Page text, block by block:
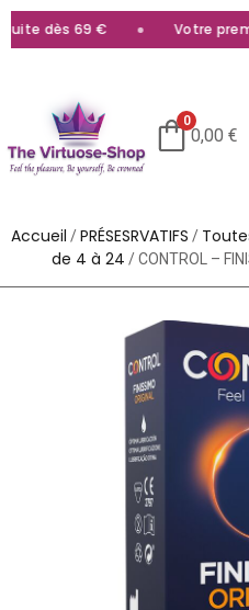
dès 69 € Votre
0
0,00 €
Accueil /PRÉSESRVATIFS /
de 4 à 24 / CONTROL –